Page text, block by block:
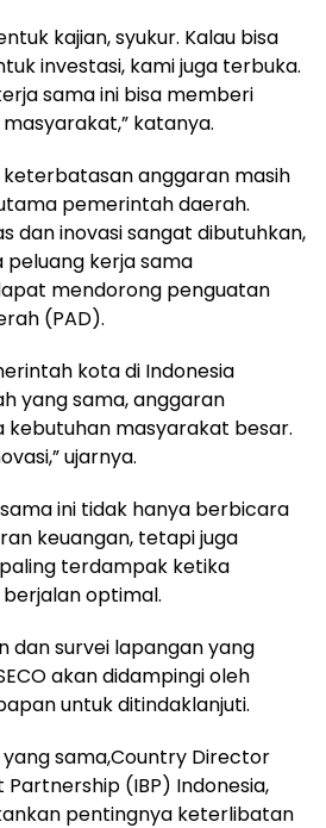
kajian, syukur. Kalau bisa
investasi, kami juga terbuka.
sama ini bisa memberi
katanya.
keterbatasan anggaran masih
pemerintah daerah.
dan inovasi sangat dibutuhkan,
kerja sama
mendorong penguatan
(PAD).
kota di Indonesia
yang sama, anggaran
masyarakat besar.
ujarnya.
ini tidak hanya berbicara
keuangan, tetapi juga
terdampak ketika
optimal.
dan survei lapangan yang
akan didampingi oleh
untuk ditindaklanjuti.
sama,Country Director
(IBP) Indonesia,
pentingnya keterlibatan